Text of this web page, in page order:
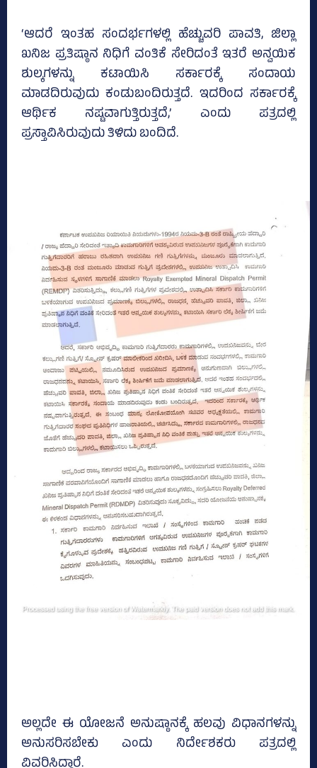
‘ಆದರೆ ಇಂತಹ ಸಂದರ್ಭಗಳಲ್ಲಿ ಹೆಚ್ಚುವರಿ ಪಾವತಿ, ಜಿಲ್ಲಾ
ಖನಿಜ ಪ್ರತಿಷ್ಠಾನ ನಿಧಿಗೆ ವಂತಿಕೆ ಸೇರಿದಂತೆ ಇತರೆ ಅನ್ವಯಿಕ
ಶುಲ್ಕಗಳನ್ನು ಕಟಾಯಿಸಿ ಸರ್ಕಾರಕ್ಕೆ ಸಂದಾಯ
ಮಾಡದಿರುವುದು ಕಂಡುಬಂದಿರುತ್ತದೆ. ಇದರಿಂದ ಸರ್ಕಾರಕ್ಕೆ
ಆರ್ಥಿಕ ನಷ್ಟವಾಗುತ್ತಿರುತ್ತದೆ,’ ಎಂದು ಪತ್ರದಲ್ಲಿ
ಪ್ರಸ್ತಾವಿಸಿರುವುದು ತಿಳಿದು ಬಂದಿದೆ.
ಅಲ್ಲದೇ ಈ ಯೋಜನೆ ಅನುಷ್ಠಾನಕ್ಕೆ ಹಲವು ವಿಧಾನಗಳನ್ನು
ಅನುಸರಿಸಬೇಕು ಎಂದು ನಿರ್ದೇಶಕರು ಪತ್ರದಲ್ಲಿ